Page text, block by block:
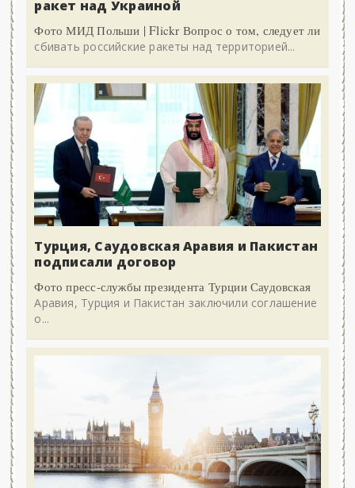
ракет над Украиной
Фото МИД Польши | Flickr Вопрос о том, следует ли
сбивать российские ракеты над территорией...
Турция, Саудовская Аравия и Пакистан
подписали договор
Фото пресс-службы президента Турции Саудовская
Аравия, Турция и Пакистан заключили соглашение
о...